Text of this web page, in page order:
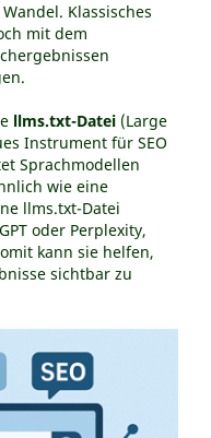
Klassisches
mit dem
llms.txt-Datei (Large
Instrument für SEO
Sprachmodellen
wie eine
llms.txt-Datei
oder Perplexity,
kann sie helfen,
sichtbar zu